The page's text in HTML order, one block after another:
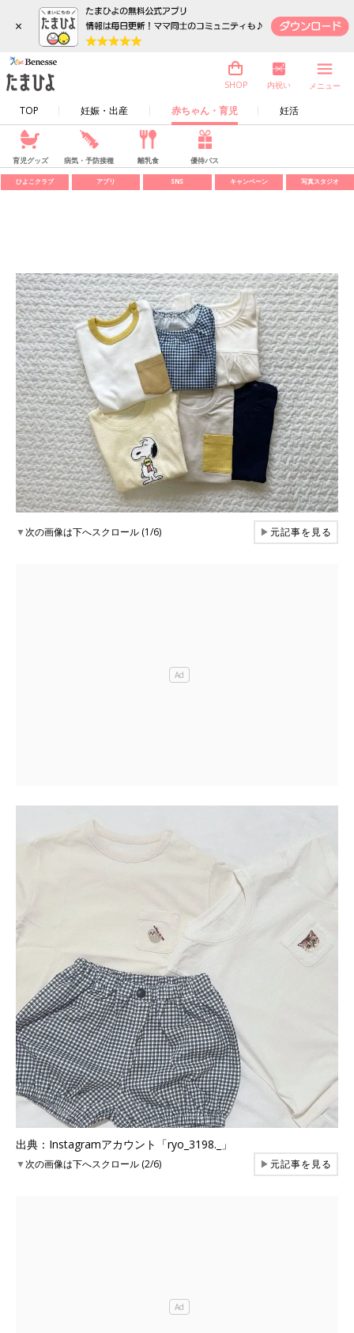
×
TOP 妊娠・出産 赤ちゃん・育児 妊活
SHOP 内祝い メニュー
育児グッズ 病気・予防接種 離乳食 優待パス
ひよこクラブ アプリ SNS キャンペーン 写真スタジオ
▼次の画像は下へスクロール (1/6) ▶元記事を見る
出典：Instagramアカウント「ryo_3198._」
▼次の画像は下へスクロール (2/6) ▶元記事を見る